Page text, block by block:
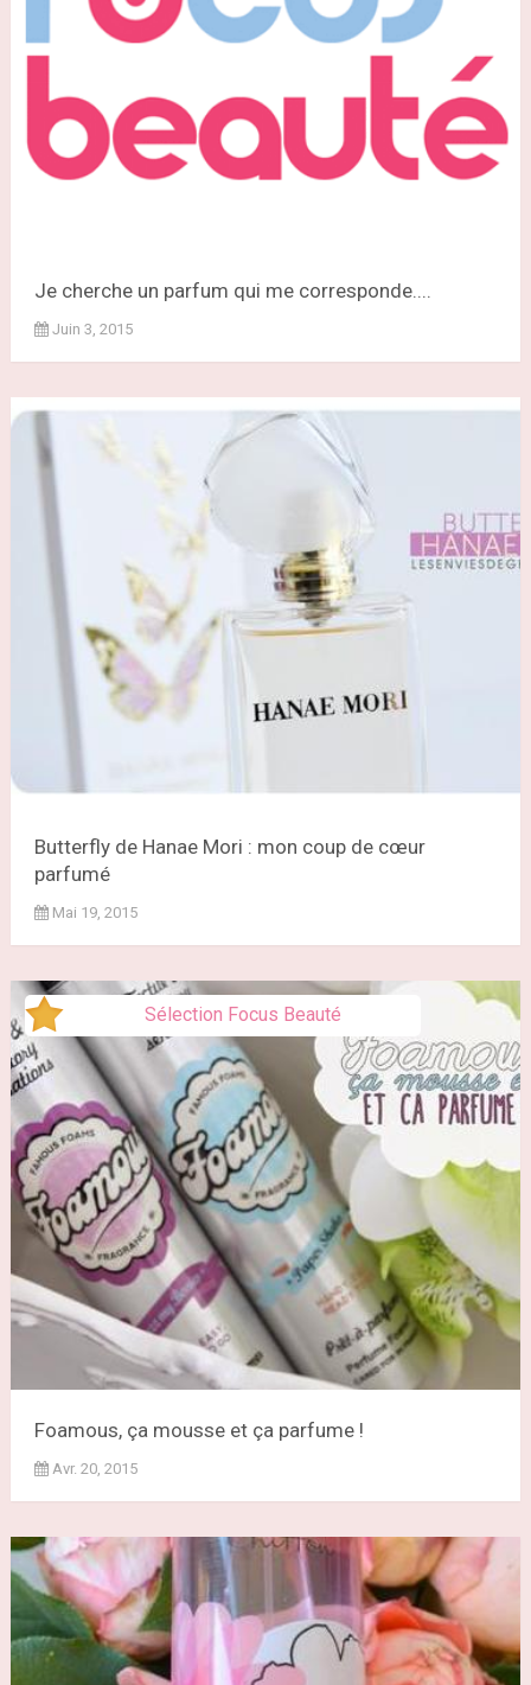
Je cherche un parfum qui me corresponde....
Juin 3, 2015
Butterfly de Hanae Mori : mon coup de cœur
parfumé
Mai 19, 2015
Sélection Focus Beauté
Foamous, ça mousse et ça parfume !
Avr. 20, 2015